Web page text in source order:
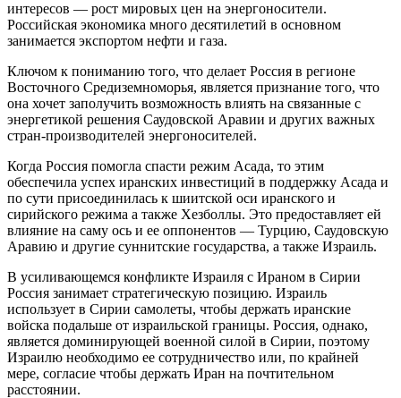
интересов — рост мировых цен на энергоносители.
Российская экономика много десятилетий в основном
занимается экспортом нефти и газа.
Ключом к пониманию того, что делает Россия в регионе
Восточного Средиземноморья, является признание того, что
она хочет заполучить возможность влиять на связанные с
энергетикой решения Саудовской Аравии и других важных
стран-производителей энергоносителей.
Когда Россия помогла спасти режим Асада, то этим
обеспечила успех иранских инвестиций в поддержку Асада и
по сути присоединилась к шиитской оси иранского и
сирийского режима а также Хезболлы. Это предоставляет ей
влияние на саму ось и ее оппонентов — Турцию, Саудовскую
Аравию и другие суннитские государства, а также Израиль.
В усиливающемся конфликте Израиля с Ираном в Сирии
Россия занимает стратегическую позицию. Израиль
использует в Сирии самолеты, чтобы держать иранские
войска подальше от израильской границы. Россия, однако,
является доминирующей военной силой в Сирии, поэтому
Израилю необходимо ее сотрудничество или, по крайней
мере, согласие чтобы держать Иран на почтительном
расстоянии.